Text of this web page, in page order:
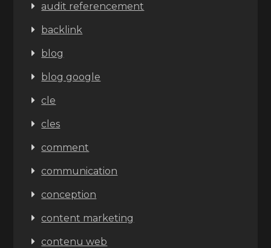
audit referencement
backlink
blog
blog google
cle
cles
comment
communication
conception
content marketing
contenu web